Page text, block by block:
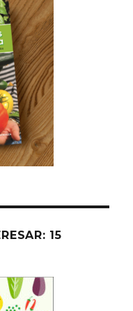
15